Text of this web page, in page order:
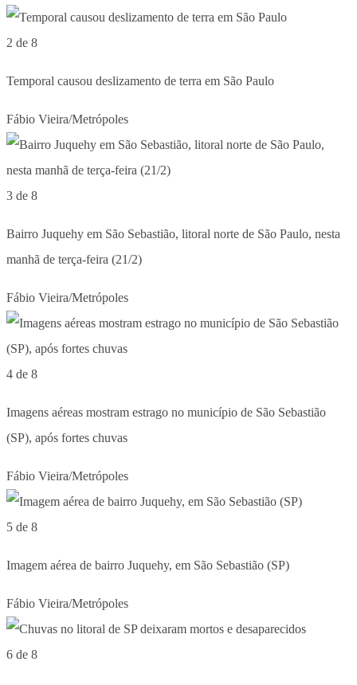
2 de 8
Temporal causou deslizamento de terra em São Paulo
Fábio Vieira/Metrópoles
3 de 8
Bairro Juquehy em São Sebastião, litoral norte de São Paulo, nesta
manhã de terça-feira (21/2)
Fábio Vieira/Metrópoles
4 de 8
Imagens aéreas mostram estrago no município de São Sebastião
(SP), após fortes chuvas
Fábio Vieira/Metrópoles
5 de 8
Imagem aérea de bairro Juquehy, em São Sebastião (SP)
Fábio Vieira/Metrópoles
6 de 8